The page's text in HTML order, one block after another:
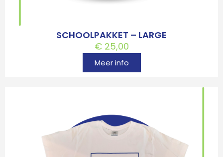
SCHOOLPAKKET – LARGE
€25,00
Meer info